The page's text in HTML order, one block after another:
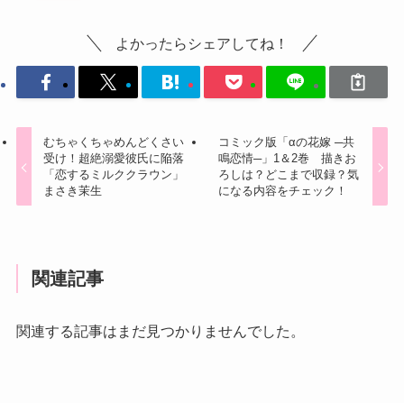
よかったらシェアしてね！
むちゃくちゃめんどくさい
受け！超絶溺愛彼氏に陥落
「恋するミルククラウン」
まさき茉生
コミック版「αの花嫁 ─共
鳴恋情─」1＆2巻 描きお
ろしは？どこまで収録？気
になる内容をチェック！
関連記事
関連する記事はまだ見つかりませんでした。